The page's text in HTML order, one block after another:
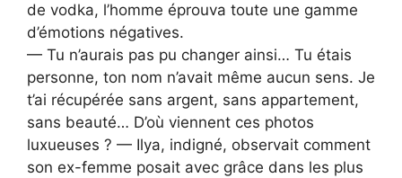
de vodka, l’homme éprouva toute une gamme
d’émotions négatives.
— Tu n’aurais pas pu changer ainsi… Tu étais
personne, ton nom n’avait même aucun sens. Je
t’ai récupérée sans argent, sans appartement,
sans beauté… D’où viennent ces photos
luxueuses ? — Ilya, indigné, observait comment
son ex-femme posait avec grâce dans les plus